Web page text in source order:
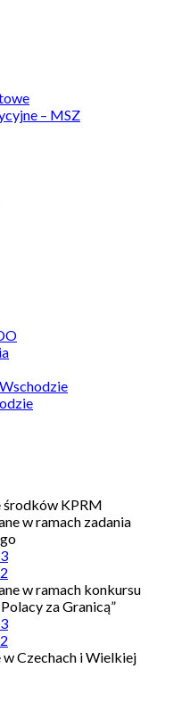
– MSZ
środków KPRM
w ramach zadania
w ramach konkursu
za Granicą”
Czechach i Wielkiej